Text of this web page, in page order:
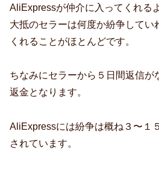
AliExpressが仲介に入ってくれる
大抵のセラーは何度か紛争してい
くれることがほとんどです。
ちなみにセラーから５日間返信が
返金となります。
AliExpressには紛争は概ね３〜１
されています。